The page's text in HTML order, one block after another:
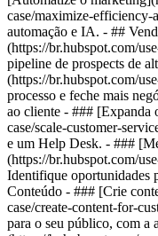
case/maximize-efficiency-
automação e IA. - ##
(https://br.hubspot.com/
pipeline de prospects de
(https://br.hubspot.com/
processo e feche mais
ao cliente - ### [Expanda
case/scale-customer-
e um Help Desk. - ###
(https://br.hubspot.com/
Identifique oportunidades
Conteúdo - ### [Crie
case/create-content-for-
para o seu público, com